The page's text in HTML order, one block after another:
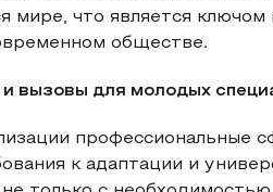
мире, что является
обществе.
и вызовы для молодых
профессиональные
к адаптации и